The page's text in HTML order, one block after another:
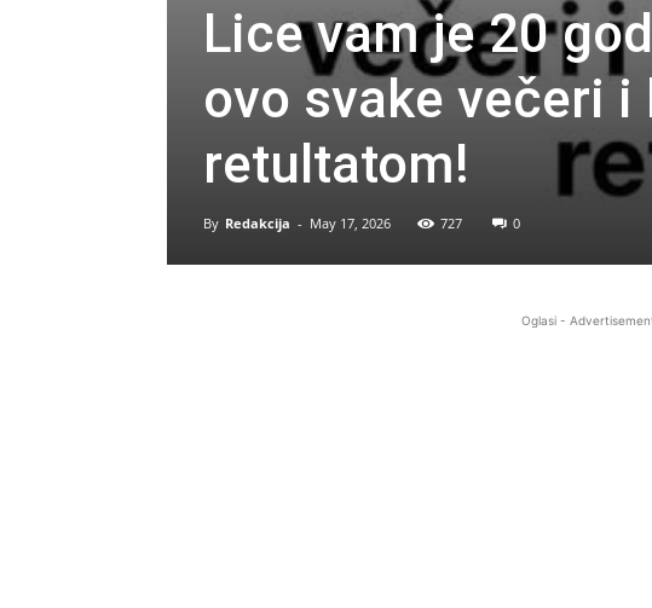
Lice vam je 20
ovo svake večeri
retultatom!
By Redakcija - May 17, 2026 727 0
Oglasi -